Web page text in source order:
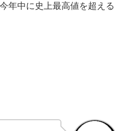
年中に史上最高値を超える